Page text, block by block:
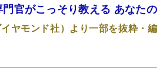
門官がこっそり教える あなたの
イヤモンド社） より一部を抜粋・編